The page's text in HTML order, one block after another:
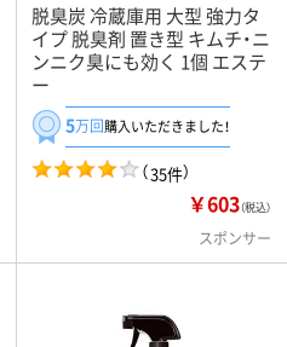
脱臭炭 冷蔵庫用 大型 強力タ
イプ 脱臭剤 置き型 キムチ・ニ
ンニク臭にも効く 1個 エステ
ー
5万回購入いただきました！
（35件）
￥603（税込）
スポンサー